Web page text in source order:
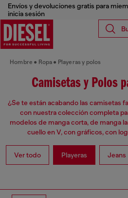
Envíos y devoluciones gratis para
inicia sesión
Hombre Ropa Playeras y polos
Camisetas y Polos
¿Se te están acabando las camisetas
con nuestra colección completa
modelos de manga corta, de manga
cuello en V, con gráficos, con
Ver todo Playeras Jeans